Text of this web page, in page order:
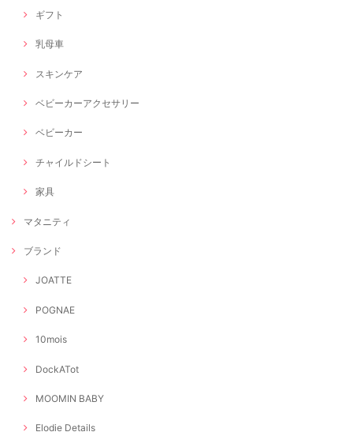
ギフト
乳母車
スキンケア
ベビーカーアクセサリー
ベビーカー
チャイルドシート
家具
マタニティ
ブランド
JOATTE
POGNAE
10mois
DockATot
MOOMIN BABY
Elodie Details